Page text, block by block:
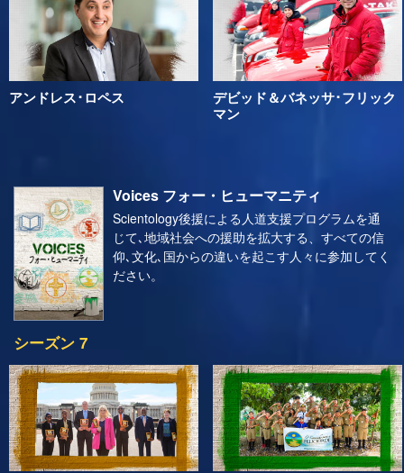
アンドレス･ロペス
デビッド＆バネッサ･フリック
マン
Voices フォー・ヒューマニティ
Scientology後援による人道支援プログラムを通
じて､地域社会への援助を拡大する、すべての信
仰､文化､国からの違いを起こす人々に参加してく
ださい。
シーズン 7